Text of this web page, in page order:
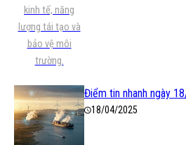
kinh tế, năng
lượng tái tạo và
bảo vệ môi
trường.
Điểm tin nhanh ngày
18/04/2025